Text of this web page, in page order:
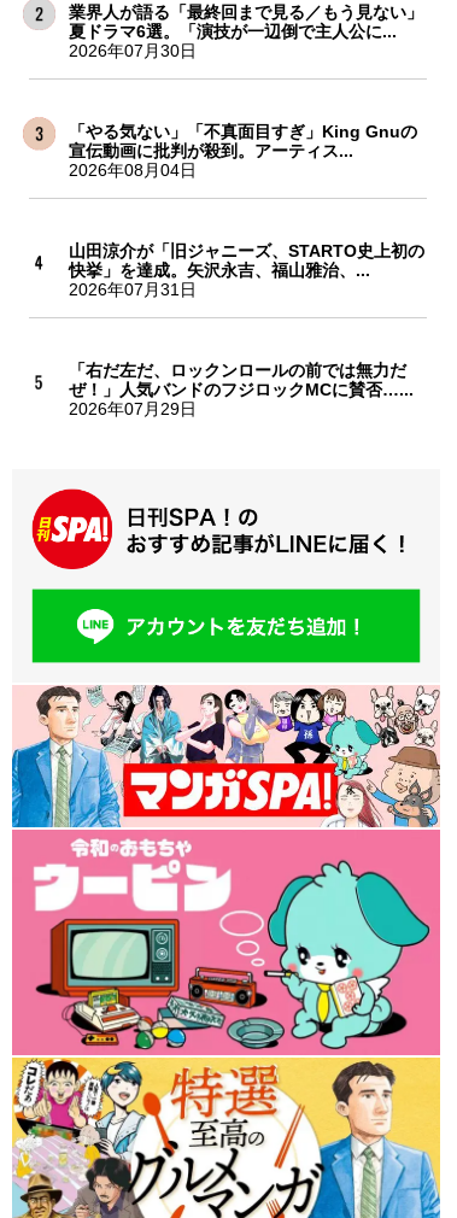
業界人が語る「最終回まで見る／もう見ない」
夏ドラマ6選。「演技が一辺倒で主人公に...
2026年07月30日
「やる気ない」「不真面目すぎ」King Gnuの
宣伝動画に批判が殺到。アーティス...
2026年08月04日
山田涼介が「旧ジャニーズ、STARTO史上初の
快挙」を達成。矢沢永吉、福山雅治、...
2026年07月31日
「右だ左だ、ロックンロールの前では無力だ
ぜ！」人気バンドのフジロックMCに賛否…...
2026年07月29日